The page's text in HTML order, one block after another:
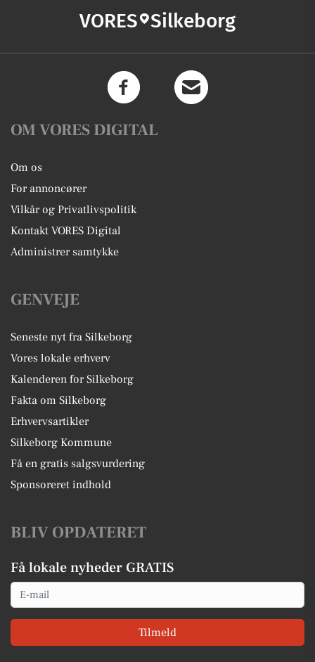
VORES Silkeborg
OM VORES DIGITAL
Om os
For annoncører
Vilkår og Privatlivspolitik
Kontakt VORES Digital
Administrer samtykke
GENVEJE
Seneste nyt fra Silkeborg
Vores lokale erhverv
Kalenderen for Silkeborg
Fakta om Silkeborg
Erhvervsartikler
Silkeborg Kommune
Få en gratis salgsvurdering
Sponsoreret indhold
BLIV OPDATERET
Få lokale nyheder GRATIS
Email
Tilmeld